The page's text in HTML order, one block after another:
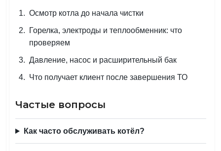
Осмотр котла до начала чистки
Горелка, электроды и теплообменник: что
проверяем
Давление, насос и расширительный бак
Что получает клиент после завершения ТО
Частые вопросы
Как часто обслуживать котёл?